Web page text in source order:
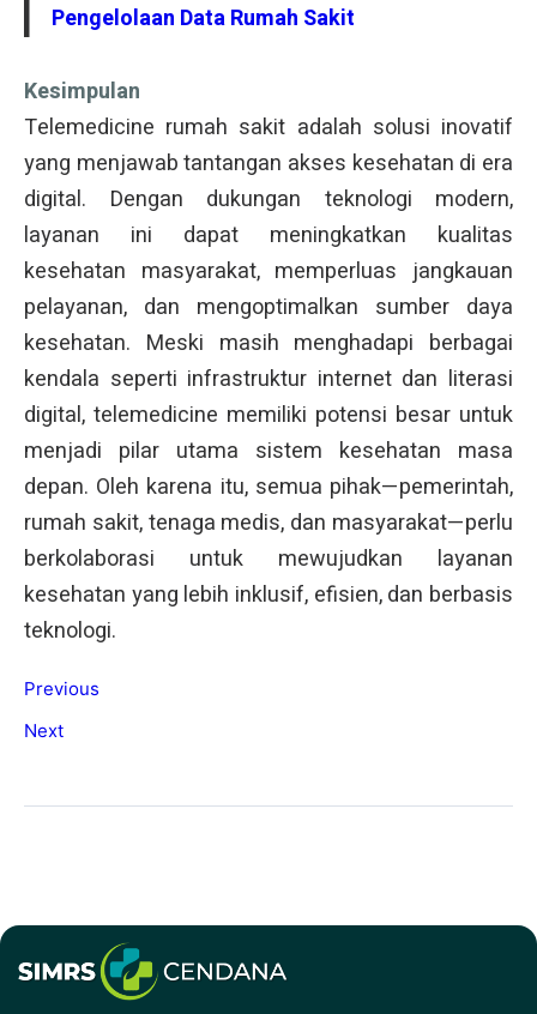
Pengelolaan Data Rumah Sakit
Kesimpulan
Telemedicine rumah sakit adalah solusi inovatif
yang menjawab tantangan akses kesehatan di era
digital. Dengan dukungan teknologi modern,
layanan ini dapat meningkatkan kualitas
kesehatan masyarakat, memperluas jangkauan
pelayanan, dan mengoptimalkan sumber daya
kesehatan. Meski masih menghadapi berbagai
kendala seperti infrastruktur internet dan literasi
digital, telemedicine memiliki potensi besar untuk
menjadi pilar utama sistem kesehatan masa
depan. Oleh karena itu, semua pihak—pemerintah,
rumah sakit, tenaga medis, dan masyarakat—perlu
berkolaborasi untuk mewujudkan layanan
kesehatan yang lebih inklusif, efisien, dan berbasis
teknologi.
Previous
Next